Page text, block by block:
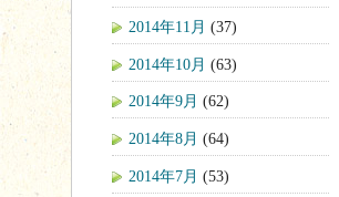
2014年11月 (37)
2014年10月 (63)
2014年9月 (62)
2014年8月 (64)
2014年7月 (53)